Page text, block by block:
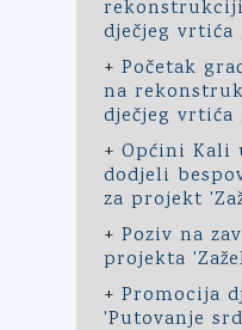
dječjeg vrtića
+ Početak
na
dječjeg vrtića
+ Općini Kali
dodjeli
za projekt
+ Poziv na
projekta
+ Promocija
'Putovanje